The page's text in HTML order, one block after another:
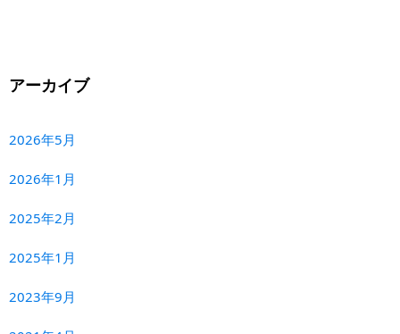
アーカイブ
2026年5月
2026年1月
2025年2月
2025年1月
2023年9月